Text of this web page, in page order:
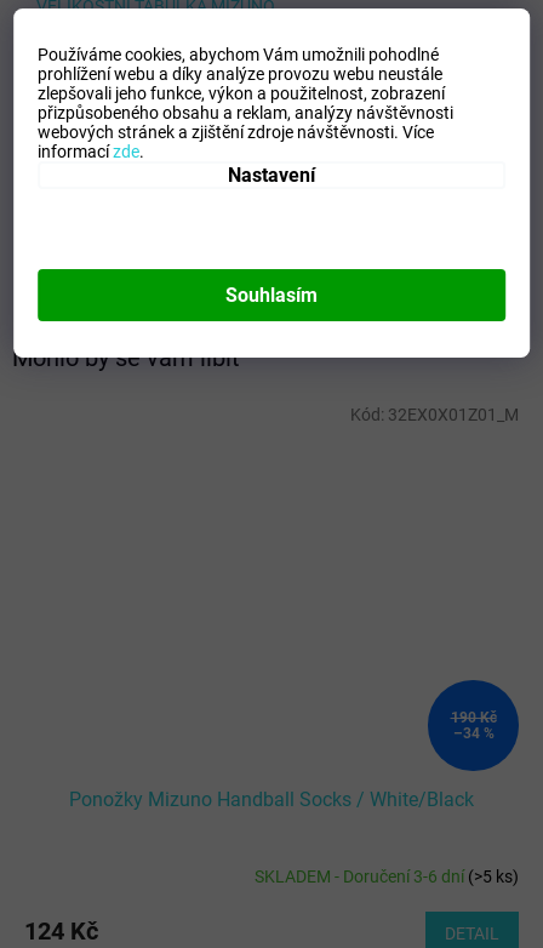
Používáme cookies, abychom Vám umožnili pohodlné
prohlížení webu a díky analýze provozu webu neustále
zlepšovali jeho funkce, výkon a použitelnost,zobrazení
přizpůsobeného obsahu a reklam, analýzy návštěvnosti
webových stránek a zjištění zdroje návštěvnosti.Více
informacízde.
Nastavení
Souhlasím
Mohlo by se vám líbit
190 Kč
–34 %
Ponožky Mizuno Handball Socks / White/Black
SKLADEM - Doručení 3-6 dní(>5 ks)
124 Kč DETAIL
Kód: 32EX0X01Z01_M
VELIKOSTNÍ TABULKA MIZUNO
Doplňkové parametry
Kategorie:
Ponožky
EAN:
Zvolte variantu
Velikost:
S
Barva: Black/Red